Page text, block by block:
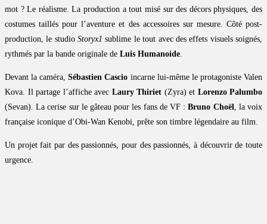
mot ? Le réalisme. La production a tout misé sur des décors physiques, des
costumes taillés pour l’aventure et des accessoires sur mesure. Côté post-
production, le studioStoryx1 sublime le tout avec des effets visuels soignés,
rythmés par la bande originale de Luis Humanoide
Devant la caméra,Sébastien Cascio incarne lui-même le protagoniste Valen
Kova. Il partage l’affiche avec Laury Thiriet (Zyra) et Lorenzo Palumbo
(Sevan). La cerise sur le gâteau pour les fans de VF :Bruno Choël
, la voix
française iconique d’Obi-Wan Kenobi, prête son timbre légendaire au film.
Un projet fait par des passionnés, pour des passionnés, à découvrir de toute
urgence.